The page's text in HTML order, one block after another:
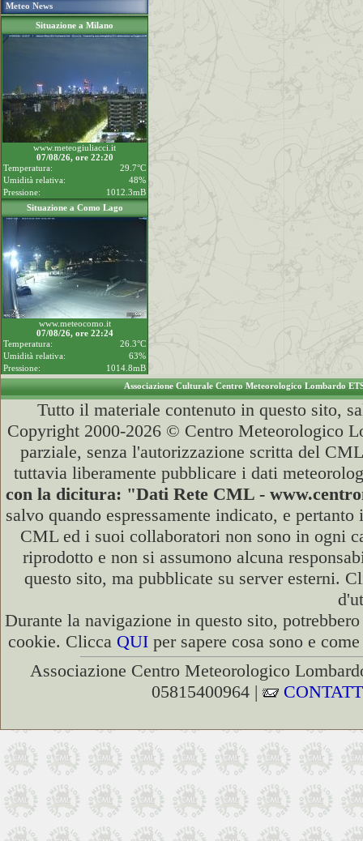
Meteo News
Situazione a Milano
www.meteogiuliacci.it
07/08/26, ore 22:20
Temperatura:
29.7°C
Umidità relativa:
48%
Pressione:
1012.3mB
Situazione a Como Lago
www.meteocomo.it
07/08/26, ore 22:24
Temperatura:
26.3°C
Umidità relativa:
63%
Pressione:
1014.8mB
Associazione Culturale Centro Meteorologico Lombardo
Tutto il materiale contenuto in questo sito,
Copyright 2000-2026 © Centro Meteorologico
parziale, senza l'autorizzazione scritta del
tuttavia liberamente pubblicare i dati
con la dicitura: "Dati Rete CML -
salvo quando espressamente indicato, e
CML ed i suoi collaboratori non sono in ogni
riprodotto e non si assumono alcuna
questo sito, ma pubblicate su server esterni.
Durante la navigazione in questo sito,
cookie. Clicca QUI per sapere cosa sono e
Associazione Centro Meteorologico
05815400964 |